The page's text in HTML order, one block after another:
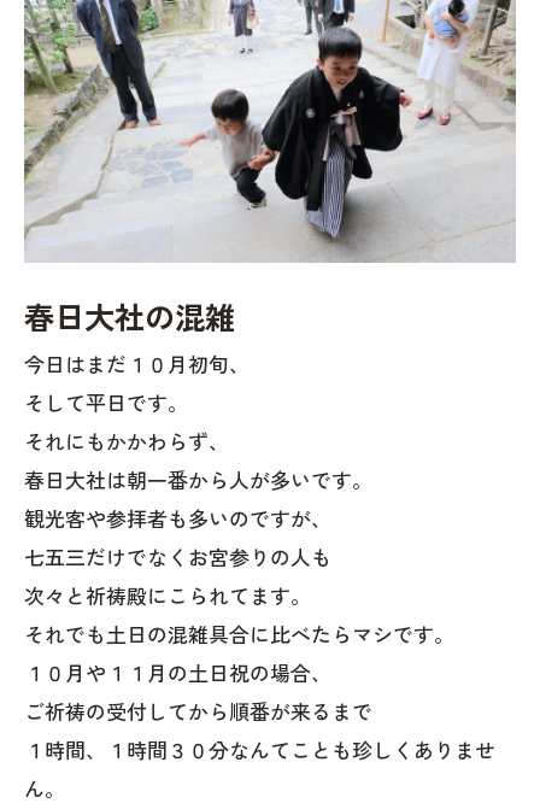
春日大社の混雑
今日はまだ１０月初旬、
そして平日です。
それにもかかわらず、
春日大社は朝一番から人が多いです。
観光客や参拝者も多いのですが、
七五三だけでなくお宮参りの人も
次々と祈祷殿にこられてます。
それでも土日の混雑具合に比べたらマシです。
１０月や１１月の土日祝の場合、
ご祈祷の受付してから順番が来るまで
１時間、１時間３０分なんてことも珍しくありませ
ん。